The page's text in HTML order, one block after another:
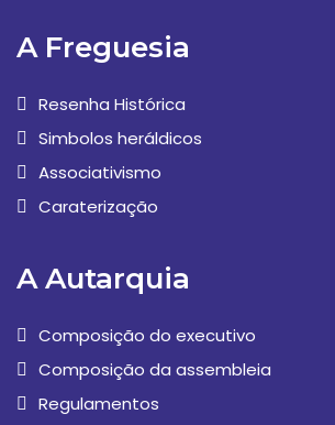
A Freguesia
Resenha Histórica
Simbolos heráldicos
Associativismo
Caraterização
A Autarquia
Composição do executivo
Composição da assembleia
Regulamentos